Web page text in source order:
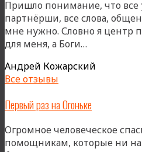
Пришло понимание, что все
партнёрши, все слова,
мне нужно. Словно я центр
для меня, а Боги…
Андрей Кожарский
Все отзывы
Первый раз на Огоньке
Огромное человеческое
помощникам, которые ни на